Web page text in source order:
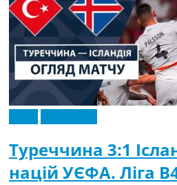
Туреччина 3:1
націй УЄФА. Ліга